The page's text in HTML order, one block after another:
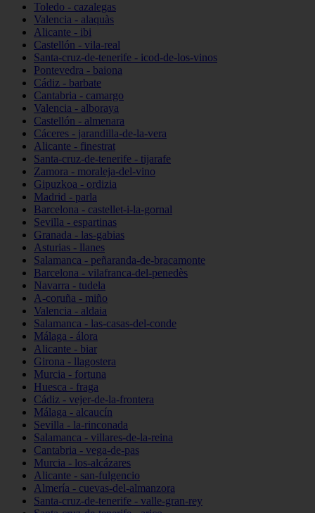
Toledo - cazalegas
Valencia - alaquàs
Alicante - ibi
Castellón - vila-real
Santa-cruz-de-tenerife - icod-de-los-vinos
Pontevedra - baiona
Cádiz - barbate
Cantabria - camargo
Valencia - alboraya
Castellón - almenara
Cáceres - jarandilla-de-la-vera
Alicante - finestrat
Santa-cruz-de-tenerife - tijarafe
Zamora - moraleja-del-vino
Gipuzkoa - ordizia
Madrid - parla
Barcelona - castellet-i-la-gornal
Sevilla - espartinas
Granada - las-gabias
Asturias - llanes
Salamanca - peñaranda-de-bracamonte
Barcelona - vilafranca-del-penedès
Navarra - tudela
A-coruña - miño
Valencia - aldaia
Salamanca - las-casas-del-conde
Málaga - álora
Alicante - biar
Girona - llagostera
Murcia - fortuna
Huesca - fraga
Cádiz - vejer-de-la-frontera
Málaga - alcaucín
Sevilla - la-rinconada
Salamanca - villares-de-la-reina
Cantabria - vega-de-pas
Murcia - los-alcázares
Alicante - san-fulgencio
Almería - cuevas-del-almanzora
Santa-cruz-de-tenerife - valle-gran-rey